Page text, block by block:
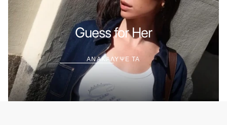
Guess for Her
ΑΝΑΚΑΛΥΨΕ ΤΑ
ΑΝΑΚΑΛΥΨΕ
ΤΑ